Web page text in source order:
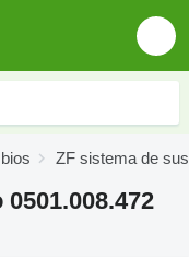
ZF sistema de